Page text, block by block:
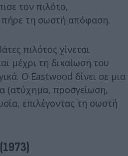
τον πιλότο,
τη σωστή απόφαση.
πιλότος γίνεται
μέχρι τη δικαίωση του
Ο Eastwood δίνει σε μια
(ατύχημα, προσγείωση,
επιλέγοντας τη σωστή